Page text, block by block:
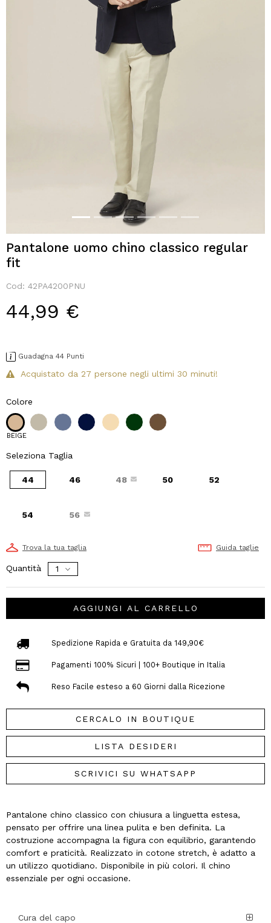
Pantalone uomo chino classico regular
fit
Cod: 42PA4200PNU
44,99 €
Guadagna 44 Punti
Acquistato da 27 persone negli ultimi 30 minuti!
Colore
BEIGE
Seleziona Taglia
44 46 48 50 52
54 56
Trova la tua taglia Guida taglie
Quantità
AGGIUNGI AL CARRELLO
Spedizione Rapida e Gratuita da 149,90€
Pagamenti 100% Sicuri | 100+ Boutique in Italia
Reso Facile esteso a 60 Giorni dalla Ricezione
CERCALO IN BOUTIQUE
LISTA DESIDERI
SCRIVICI SU WHATSAPP
Pantalone chino classico con chiusura a linguetta estesa,
pensato per offrire una linea pulita e ben definita. La
costruzione accompagna la figura con equilibrio, garantendo
comfort e praticità. Realizzato in cotone stretch, è adatto a
un utilizzo quotidiano. Disponibile in più colori. Il chino
essenziale per ogni occasione.
Cura del capo